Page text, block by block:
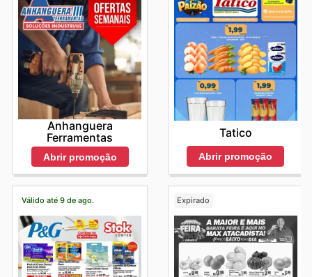
Anhanguera
Ferramentas
Abrir promoção
Tatico
Abrir promoção
Válido até 9 de ago. Expirado